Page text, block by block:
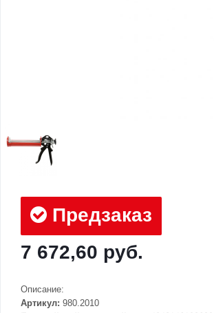
Предзаказ
7 672,60 руб.
Описание:
Артикул: 980.2010